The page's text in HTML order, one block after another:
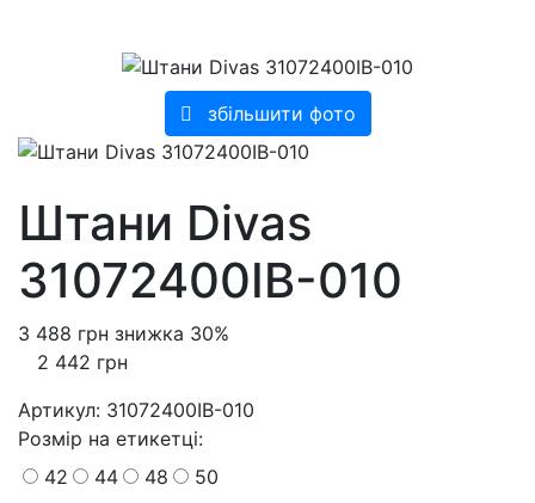
збільшити фото
Штани Divas
31072400IB-010
3 488 грн знижка 30%
2 442 грн
Артикул: 31072400IB-010
Розмiр на етикетці:
42
44 48
50